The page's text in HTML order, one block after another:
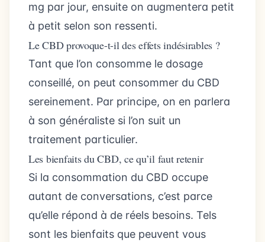
mg par jour, ensuite on augmentera petit
à petit selon son ressenti.
Le CBD provoque-t-il des effets indésirables ?
Tant que l’on consomme le dosage
conseillé, on peut consommer du CBD
sereinement. Par principe, on en parlera
à son généraliste si l’on suit un
traitement particulier.
Les bienfaits du CBD, ce qu’il faut retenir
Si la consommation du CBD occupe
autant de conversations, c’est parce
qu’elle répond à de réels besoins. Tels
sont les bienfaits que peuvent vous